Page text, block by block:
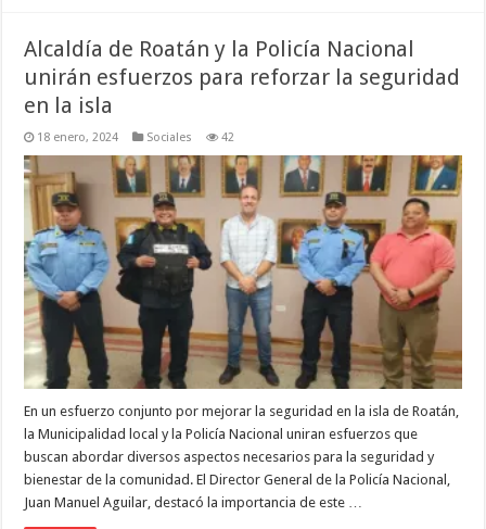
Alcaldía de Roatán y la Policía Nacional
unirán esfuerzos para reforzar la seguridad
en la isla
18 enero, 2024 Sociales 42
En un esfuerzo conjunto por mejorar la seguridad en la isla de Roatán,
la Municipalidad local y la Policía Nacional uniran esfuerzos que
buscan abordar diversos aspectos necesarios para la seguridad y
bienestar de la comunidad. El Director General de la Policía Nacional,
Juan Manuel Aguilar, destacó la importancia de este …